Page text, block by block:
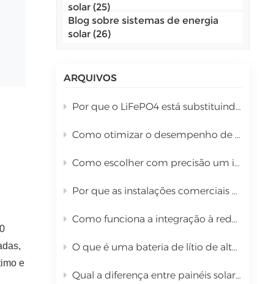
solar (25)
Blog sobre sistemas de energia
solar (26)
ARQUIVOS
Por que o LiFePO4 está substituindo as baterias de chumbo-ácido no armazenamento de energia solar comercial?
Como otimizar o desempenho de um inversor híbrido de 10 kW durante a instalação?
Como escolher com precisão um inversor híbrido com base na potência total dos painéis solares.
Por que as instalações comerciais estão migrando para sistemas híbridos de energia solar?
Como funciona a integração à rede elétrica para sistemas solares integrados de grande escala?
O que é uma bateria de lítio de alta tensão para UPS de 96 a 1000 V?
Qual a diferença entre painéis solares PERC tipo P e TOPCon tipo N?
e